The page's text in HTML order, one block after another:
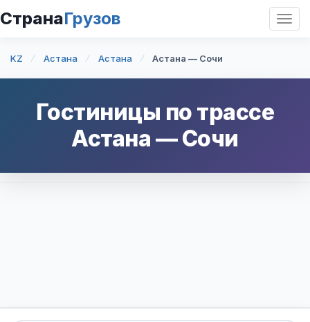
СтранаГрузов
KZ Астана Астана Астана — Сочи
Гостиницы по трассе
Астана —Сочи